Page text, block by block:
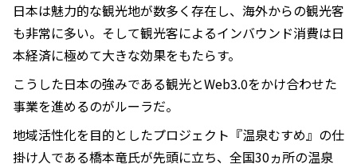
日本は魅力的な観光地が数多く存在し、海外からの観光客
も非常に多い。そして観光客によるインバウンド消費は日
本経済に極めて大きな効果をもたらす。
こうした日本の強みである観光とWeb3.0をかけ合わせた
事業を進めるのがルーラだ。
地域活性化を目的としたプロジェクト『温泉むすめ』の仕
掛け人である橋本竜氏が先頭に立ち、全国30ヵ所の温泉